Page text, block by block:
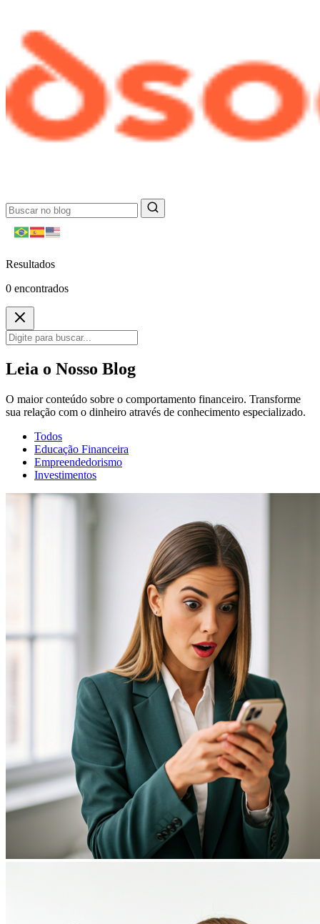
Resultados
0 encontrados
Leia o Nosso Blog
O maior conteúdo sobre o comportamento financeiro. Transforme
sua relação com o dinheiro através de conhecimento especializado.
Todos
Educação Financeira
Empreendedorismo
Investimentos